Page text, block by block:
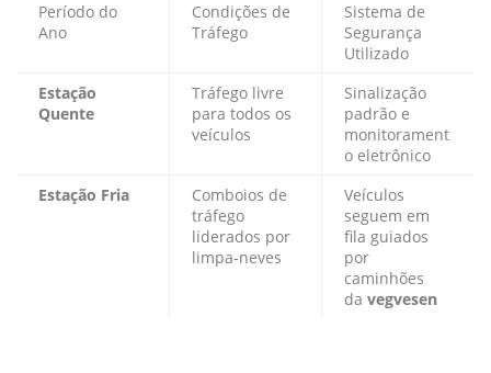
Período do
Ano
Condições de
Tráfego
Sistema de
Segurança
Utilizado
Estação
Quente
Tráfego livre
para todos os
veículos
Sinalização
padrão e
monitorament
o eletrônico
Estação Fria
Comboios de
tráfego
liderados por
limpa-neves
Veículos
seguem em
fila guiados
por
caminhões
da vegvesen